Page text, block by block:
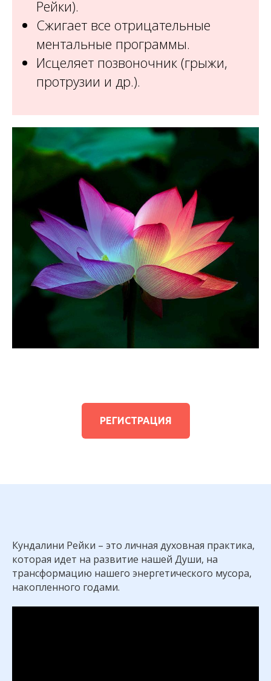
Рейки).
Сжигает все отрицательные
ментальные программы.
Исцеляет позвоночник (грыжи,
протрузии и др.).
РЕГИСТРАЦИЯ
Кундалини Рейки – это личная духовная практика,
которая идет на развитие нашей Души, на
трансформацию нашего энергетического мусора,
накопленного годами.